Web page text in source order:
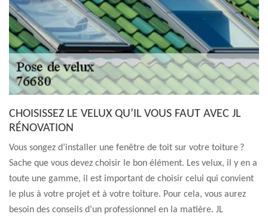
CHOISISSEZ LE VELUX QU’IL VOUS FAUT AVEC JL
RÉNOVATION
Vous songez d’installer une fenêtre de toit sur votre toiture ?
Sache que vous devez choisir le bon élément. Les velux, il y en a
toute une gamme, il est important de choisir celui qui convient
le plus à votre projet et à votre toiture. Pour cela, vous aurez
besoin des conseils d’un professionnel en la matière. JL